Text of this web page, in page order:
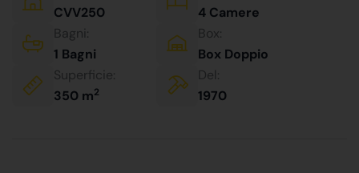
CVV250
4 Camere
Bagni:
1 Bagni
Box:
Box Doppio
Superficie:
350 m2
Del:
1970